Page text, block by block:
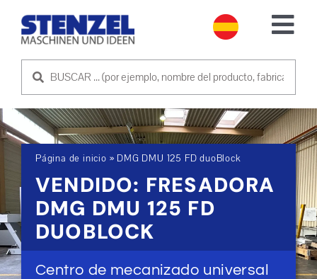
MÁQUINAS USADAS
VENDER MÁQUINA
SERVICIO
EMPRESA
PÓNGASE EN CONTACTO CON NOSOTROS
Página de inicio » DMG DMU 125 FD duoBlock
VENDIDO: FRESADORA
DMG DMU 125 FD
DUOBLOCK
Centro de mecanizado universal